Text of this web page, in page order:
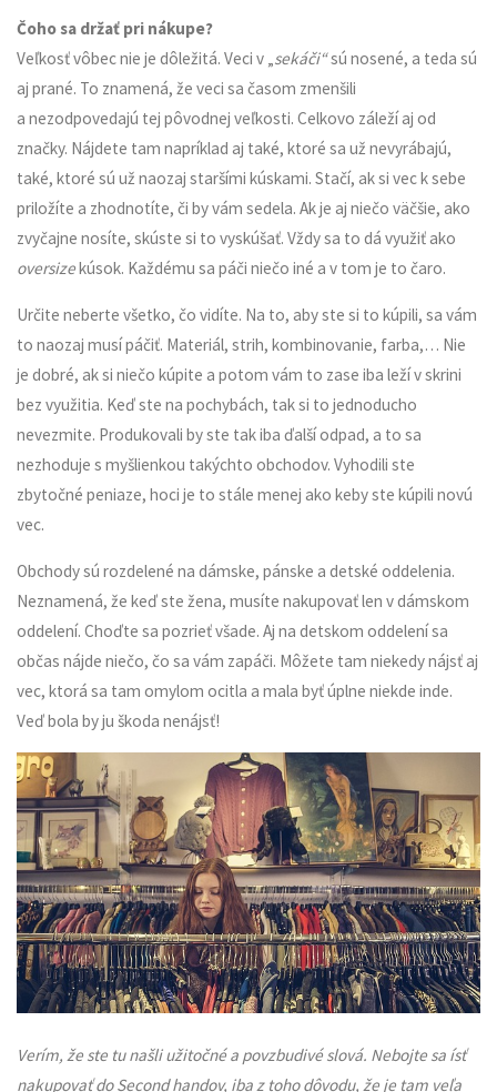
Čoho sa držať pri nákupe?
Veľkosť vôbec nie je dôležitá. Veci v „ sekáči“sú nosené, a teda sú
aj prané. To znamená, že veci sa časom zmenšili
a nezodpovedajú tej pôvodnej veľkosti. Celkovo záleží aj od
značky. Nájdete tam napríklad aj také, ktoré sa už nevyrábajú,
také, ktoré sú už naozaj staršími kúskami. Stačí, ak si vec k sebe
priložíte a zhodnotíte, či by vám sedela. Ak je aj niečo väčšie, ako
zvyčajne nosíte, skúste si to vyskúšať. Vždy sa to dá využiť ako
oversizekúsok. Každému sa páči niečo iné a v tom je to čaro.
Určite neberte všetko, čo vidíte. Na to, aby ste si to kúpili, sa vám
to naozaj musí páčiť. Materiál, strih, kombinovanie, farba,… Nie
je dobré, ak si niečo kúpite a potom vám to zase iba leží v skrini
bez využitia. Keď ste na pochybách, tak si to jednoducho
nevezmite. Produkovali by ste tak iba ďalší odpad, a to sa
nezhoduje s myšlienkou takýchto obchodov. Vyhodili ste
zbytočné peniaze, hoci je to stále menej ako keby ste kúpili novú
vec.
Obchody sú rozdelené na dámske, pánske a detské oddelenia.
Neznamená, že keď ste žena, musíte nakupovať len v dámskom
oddelení. Choďte sa pozrieť všade. Aj na detskom oddelení sa
občas nájde niečo, čo sa vám zapáči. Môžete tam niekedy nájsť aj
vec, ktorá sa tam omylom ocitla a mala byť úplne niekde inde.
Veď bola by ju škoda nenájsť!
Verím, že ste tu našli užitočné a povzbudivé slová. Nebojte sa ísť
nakupovať do Second handov, iba z toho dôvodu, že je tam veľa